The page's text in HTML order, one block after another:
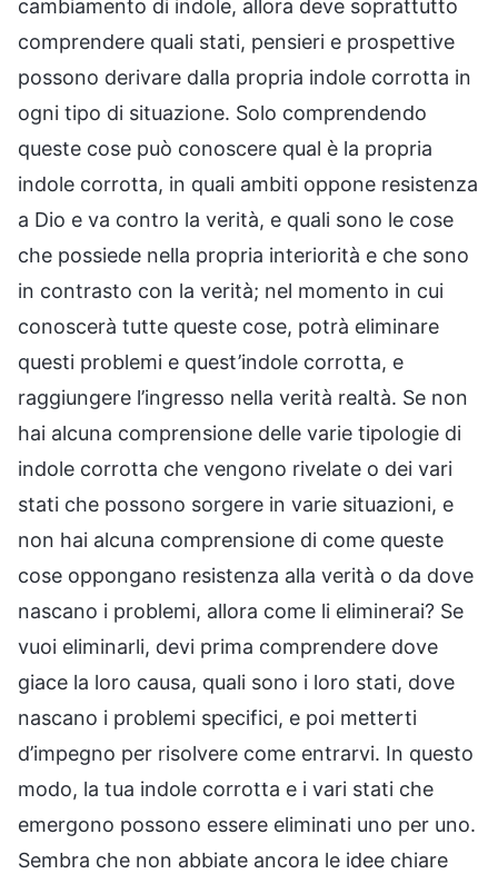
cambiamento di indole, allora deve soprattutto
comprendere quali stati, pensieri e prospettive
possono derivare dalla propria indole corrotta in
ogni tipo di situazione. Solo comprendendo
queste cose può conoscere qual è la propria
indole corrotta, in quali ambiti oppone resistenza
a Dio e va contro la verità, e quali sono le cose
che possiede nella propria interiorità e che sono
in contrasto con la verità; nel momento in cui
conoscerà tutte queste cose, potrà eliminare
questi problemi e quest’indole corrotta, e
raggiungere l’ingresso nella verità realtà. Se non
hai alcuna comprensione delle varie tipologie di
indole corrotta che vengono rivelate o dei vari
stati che possono sorgere in varie situazioni, e
non hai alcuna comprensione di come queste
cose oppongano resistenza alla verità o da dove
nascano i problemi, allora come li eliminerai? Se
vuoi eliminarli, devi prima comprendere dove
giace la loro causa, quali sono i loro stati, dove
nascano i problemi specifici, e poi metterti
d’impegno per risolvere come entrarvi. In questo
modo, la tua indole corrotta e i vari stati che
emergono possono essere eliminati uno per uno.
Sembra che non abbiate ancora le idee chiare